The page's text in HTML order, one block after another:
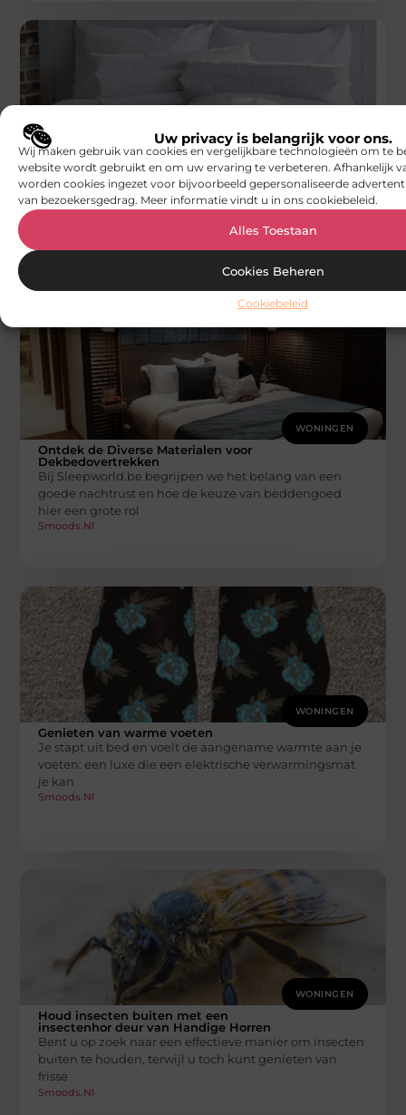
Uw privacy is belangrijk voor ons.
Wij maken gebruik van cookies en vergelijkbare technologieën om te
website wordt gebruikt en om uw ervaring te verbeteren. Afhankelijk
worden cookies ingezet voor bijvoorbeeld gepersonaliseerde
van bezoekersgedrag. Meer informatie vindt u in ons cookiebeleid.
Alles Toestaan
Cookies Beheren
Cookiebeleid
WONINGEN
Wegwerp matrasbeschermer: een
hygiënische en praktische oplossing
In de wereld van beddengoed is het behouden van
hygiëne en het beschermen van uw matras van groot
WONINGEN
Ontdek de Diverse Materialen voor
Dekbedovertrekken
Bij Sleepworld.be begrijpen we het belang van een
goede nachtrust en hoe de keuze van beddengoed
hier een grote rol
Smoods.nl
WONINGEN
Genieten van warme voeten
Je stapt uit bed en voelt de aangename warmte aan je
voeten: een luxe die een elektrische verwarmingsmat
je kan
Smoods.nl
WONINGEN
Houd insecten buiten met een
insectenhor deur van Handige Horren
Bent u op zoek naar een effectieve manier om insecten
buiten te houden, terwijl u toch kunt genieten van
frisse
Smoods.nl